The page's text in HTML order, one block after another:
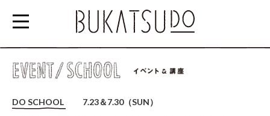
DO SCHOOL 7.23＆7.30（SUN）
参
す